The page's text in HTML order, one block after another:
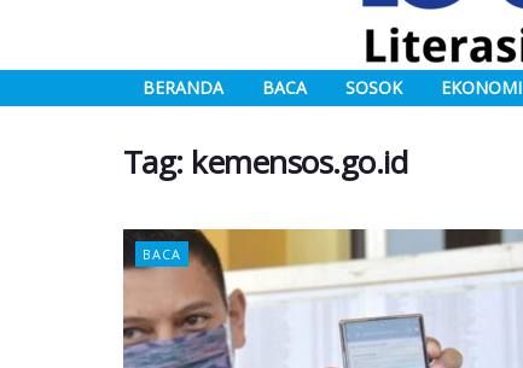
BERANDA BACA SOSOK EKONOMI
Tag: kemensos.go.id
BACA